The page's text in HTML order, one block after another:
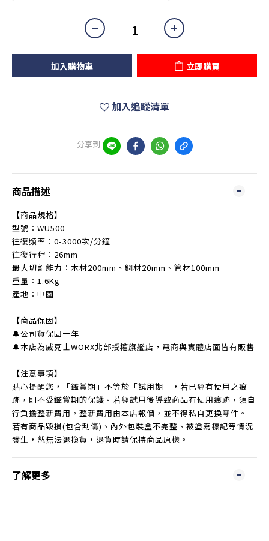
加入購物車 立即購買
加入追蹤清單
分享到
商品描述
【商品規格】
型號：WU500
往復頻率：0-3000次/分鐘
往復行程：26mm
最大切割能力：木材200mm、鋼材20mm、管材100mm
重量：1.6Kg
產地：中國
【商品保固】
🔔公司貨保固一年
🔔本店為威克士WORX北部授權旗艦店，電商與實體店面皆有販售
【注意事項】
貼心提醒您，「鑑賞期」不等於「試用期」，若已經有使用之痕
跡，則不受鑑賞期的保護。若經試用後導致商品有使用痕跡，須自
行負擔整新費用，整新費用由本店報價，並不得私自更換零件。
若有商品毀損(包含刮傷)、內外包裝盒不完整、被塗寫標記等情況
發生，恕無法退換貨，退貨時請保持商品原樣。
了解更多